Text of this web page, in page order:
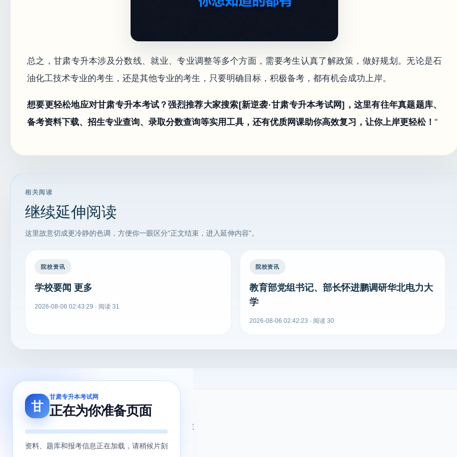
总之，甘肃专升本涉及分数线、就业、专业调整等多个方面，需要考生认真了解政策，做好规划。无论是石
油化工技术专业的考生，还是其他专业的考生，只要明确目标，积极备考，都有机会成功上岸。
想要更轻松地应对甘肃专升本考试？强烈推荐大家搜索[新逆袭·甘肃专升本考试网]，这里有往年真题题库、
备考资料下载、招生专业查询、录取分数查询等实用工具，还有优质网课助你高效复习，让你上岸更轻松！ "
相关阅读
继续延伸阅读
这里故意切成更冷静的色调，方便你一眼区分“正文结束，进入延伸内容”。
院校资讯
学校要闻 更多
2026-08-06 02:43:29 · 阅读 31
院校资讯
教育部党组书记、部长怀进鹏调研华北电力大
学
2026-08-06 02:42:23 · 阅读 30
甘
甘肃专升本考试网
正在为你准备页面
资料、题库和报考信息正在加载，请稍候片刻
关于我们
用户协议
友情链接
甘肃省教育考试院
甘肃省教育厅